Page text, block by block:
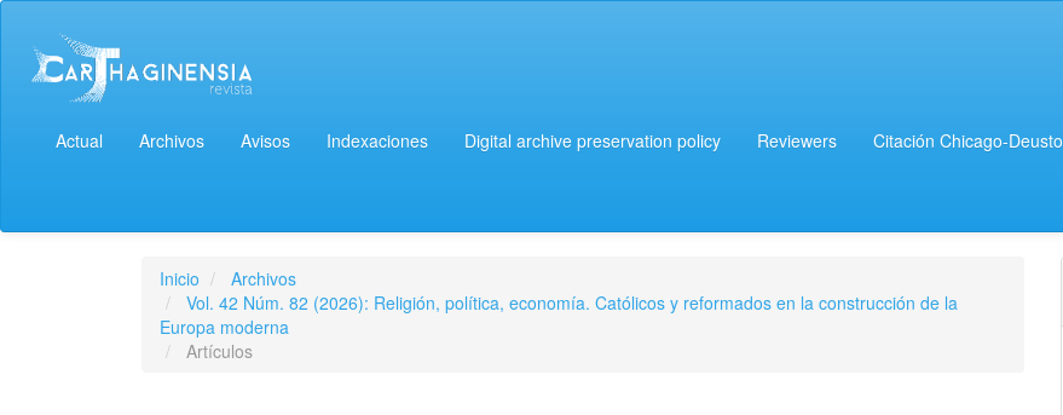
Actual Archivos Avisos Indexaciones Digital archive preservation policy Reviewers Citación Chicago-Deusto
Inicio
Archivos
Vol. 42 Núm. 82 (2026): Religión, política, economía. Católicos y reformados en la construcción de la
Europa moderna
Artículos